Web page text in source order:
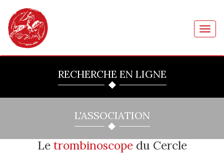
RECHERCHE EN LIGNE
L'ASSOCIATION
Le trombinoscopedu Cercle